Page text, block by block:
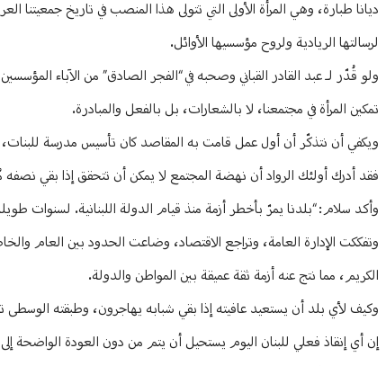
ديانا طبارة، وهي المرأة الأولى التي تتولى هذا المنصب في تاريخ
لرسالتها الريادية ولروح مؤسسيها الأوائل.
ولو قُدّر لـ عبد القادر القباني وصحبه في “الفجر الصادق” من الآباء
تمكين المرأة في مجتمعنا، لا بالشعارات، بل بالفعل والمبادرة.
ويكفي أن نتذكّر أن أول عمل قامت به المقاصد كان تأسيس مدرسة للبنات،
فقد أدرك أولئك الرواد أن نهضة المجتمع لا يمكن أن تتحقق إذا بقي نصفه
وأكد سلام: “بلدنا يمرّ بأخطر أزمة منذ قيام الدولة اللبنانية. لسنوات
وتفككت الإدارة العامة، وتراجع الاقتصاد، وضاعت الحدود بين العام
الكريم، مما نتج عنه أزمة ثقة عميقة بين المواطن والدولة.
وكيف لأي بلد أن يستعيد عافيته إذا بقي شبابه يهاجرون، وطبقته الوسطى
إن أي إنقاذ فعلي للبنان اليوم يستحيل أن يتم من دون العودة الواضحة